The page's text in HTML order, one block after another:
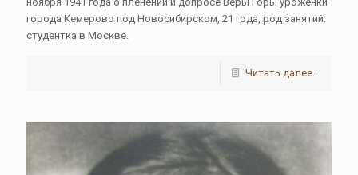
города Кемерово под Новосибирском, 21 года, род занятий:
студентка в Москве.
Читать далее...